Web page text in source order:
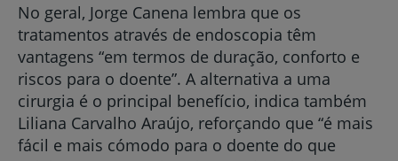
No geral, Jorge Canena lembra que os
tratamentos através de endoscopia têm
vantagens “em termos de duração, conforto e
riscos para o doente”. A alternativa a uma
cirurgia é o principal benefício, indica também
Liliana Carvalho Araújo, reforçando que “é mais
fácil e mais cómodo para o doente do que